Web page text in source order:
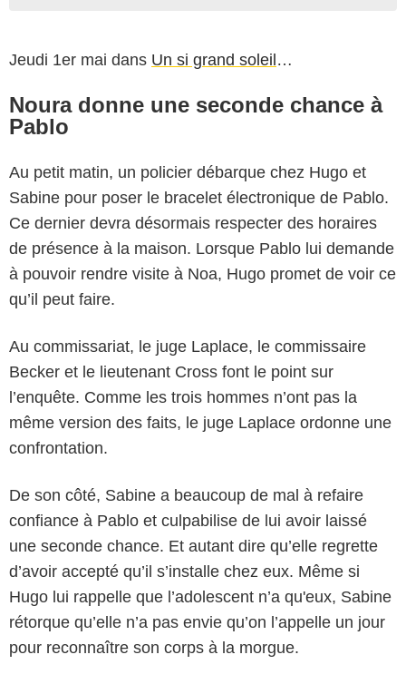
Jeudi 1er mai dans Un si grand soleil…
Noura donne une seconde chance à
Pablo
Au petit matin, un policier débarque chez Hugo et
Sabine pour poser le bracelet électronique de Pablo.
Ce dernier devra désormais respecter des horaires
de présence à la maison. Lorsque Pablo lui demande
à pouvoir rendre visite à Noa, Hugo promet de voir ce
qu’il peut faire.
Au commissariat, le juge Laplace, le commissaire
Becker et le lieutenant Cross font le point sur
l’enquête. Comme les trois hommes n’ont pas la
même version des faits, le juge Laplace ordonne une
confrontation.
De son côté, Sabine a beaucoup de mal à refaire
confiance à Pablo et culpabilise de lui avoir laissé
une seconde chance. Et autant dire qu’elle regrette
d’avoir accepté qu’il s’installe chez eux. Même si
Hugo lui rappelle que l’adolescent n’a qu'eux, Sabine
rétorque qu’elle n’a pas envie qu’on l’appelle un jour
pour reconnaître son corps à la morgue.